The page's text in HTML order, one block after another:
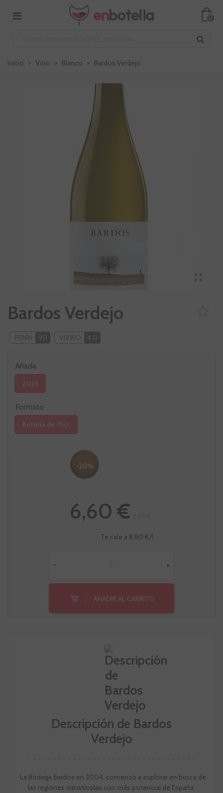
0
Inicio > Vino > Blanco > Bardos Verdejo
Bardos Verdejo
PEÑÍN 90 VIVINO 4,0
Añada
2025
Formato
Botella de 75cl.
-20%
6,60 €
Te sale a 8,80 €/l
- +
AÑADIR AL CARRITO
Descripción de Bardos
Verdejo
La Bodega Bardos en 2004, comenzó a explorar en busca de
las regiones vitivinícolas con más potencial de España,